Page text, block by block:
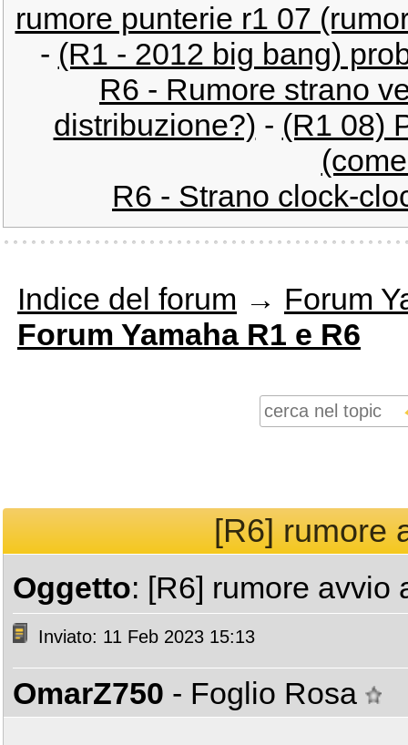
rumore punterie r1 07
- (R1 - 2012 big bang)
R6 - Rumore strano
distribuzione?) - (R1 08)
R6 - Strano clock-
Indice del forum → Forum
Forum Yamaha R1 e R6
[R6] rumore
Oggetto: [R6] rumore avvio
Inviato: 11 Feb 2023 15:13
OmarZ750 - Foglio Rosa